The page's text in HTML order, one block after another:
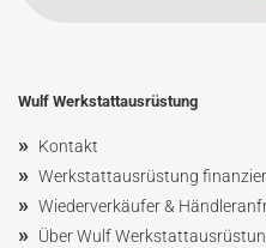
Wulf Werkstattausrüstung
» Kontakt
» Werkstattausrüstung
» Wiederverkäufer &
» Über Wulf